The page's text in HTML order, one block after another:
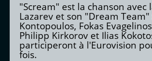
"Scream" est la chanson avec
Lazarev et son "Dream
Kontopoulos, Fokas
Philipp Kirkorov et Ilias
participeront à l'Eurovision
fois.